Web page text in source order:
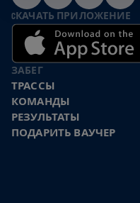
CКАЧАТЬ ПРИЛОЖЕНИЕ
ЗАБЕГ
ТРАССЫ
КОМАНДЫ
РЕЗУЛЬТАТЫ
ПОДАРИТЬ ВАУЧЕР